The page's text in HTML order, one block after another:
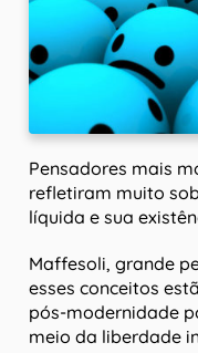
Pensadores mais
refletiram muito
líquida e sua
Maffesoli, grande
esses conceitos
pós-modernidade
meio da liberdade